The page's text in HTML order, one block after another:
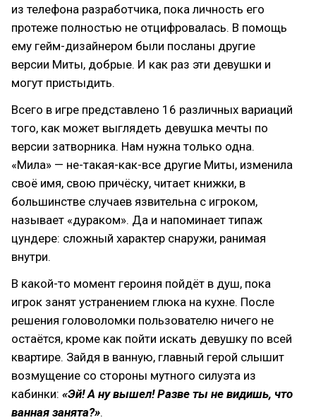
из телефона разработчика, пока личность его
протеже полностью не отцифровалась. В помощь
ему гейм-дизайнером были посланы другие
версии Миты, добрые. И как раз эти девушки и
могут пристыдить.
Всего в игре представлено 16 различных вариаций
того, как может выглядеть девушка мечты по
версии затворника. Нам нужна только одна.
«Мила» — не-такая-как-все другие Миты, изменила
своё имя, свою причёску, читает книжки, в
большинстве случаев язвительна с игроком,
называет «дураком». Да и напоминает типаж
цундере: сложный характер снаружи, ранимая
внутри.
В какой-то момент героиня пойдёт в душ, пока
игрок занят устранением глюка на кухне. После
решения головоломки пользователю ничего не
остаётся, кроме как пойти искать девушку по всей
квартире. Зайдя в ванную, главный герой слышит
возмущение со стороны мутного силуэта из
кабинки: «Эй! А ну вышел! Разве ты не видишь, что
ванная занята?».